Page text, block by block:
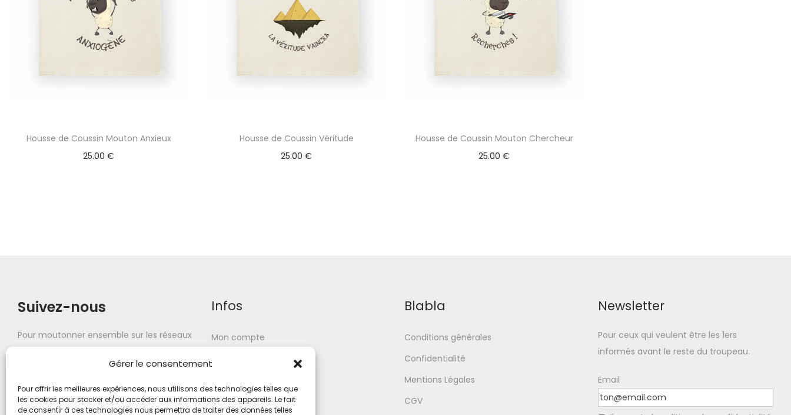
Gérer le consentement
Pour offrir les meilleures expériences, nous utilisons des technologies telles que
les cookies pour stocker et/ou accéder aux informations des appareils. Le fait
de consentir à ces technologies nous permettra de traiter des données telles
Housse de Coussin Mouton Anxieux
25.00€
Housse de Coussin Véritude
25.00€
Housse de Coussin Mouton Chercheur
25.00€
Suivez-nous
Pour moutonner ensemble sur les réseaux
Infos
Mon compte
Livraison-Retour
Blabla
Conditions générales
Confidentialité
Mentions Légales
CGV
Newsletter
Pour ceux qui veulent être les 1ers
informés avant le reste du troupeau.
Email